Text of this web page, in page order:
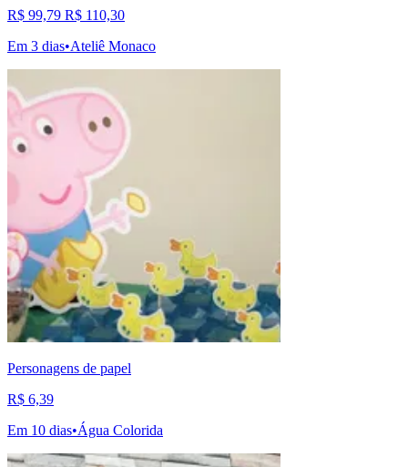
R$ 99,79 R$ 110,30
Em 3 dias•Ateliê Monaco
Personagens de papel
R$ 6,39
Em 10 dias•Água Colorida